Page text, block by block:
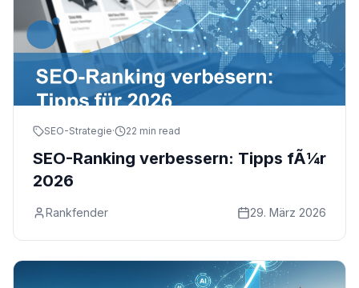
SEO-Strategie· 22 min read
SEO-Ranking verbessern: Tipps fÃ¼r
2026
Rankfender 29. März 2026